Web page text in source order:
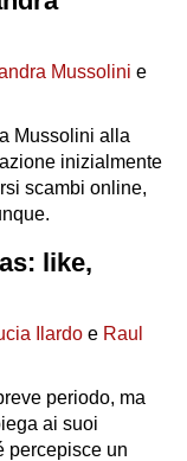
Mussolini e
Mussolini alla
inizialmente
scambi online,
like,
Ilardo e Raul
periodo, ma
ai suoi
percepisce un